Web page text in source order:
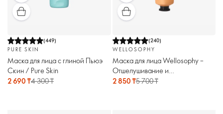
(449)
PURE SKIN
Маска для лица с глиной Пьюэ
Скин / Pure Skin
2 690 ₸4 300 ₸
(240)
WELLOSOPHY
Маска для лица Wellosophy –
Отшелушивание и
тонизирование
2 850 ₸5 700 ₸